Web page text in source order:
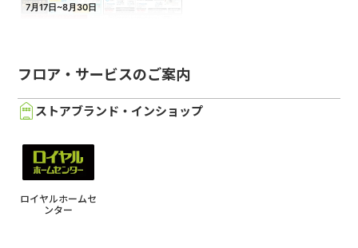
フロア・サービスのご案内
ストアブランド・インショップ
ロイヤルホームセ
ンター